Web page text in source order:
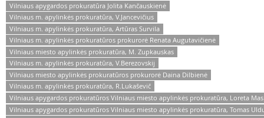
Vilniaus apygardos prokuratūra Jolita Kančauskienė
Vilniaus m. apylinkės prokuratūra, V.Jancevičius
Vilniaus m. apylinkės prokuratūra, Artūras Survila
Vilniaus m. apylinkės prokuratūros prokurorė Renata Augutavičienė
Vilniaus miesto apylinkės prokuratūra, M. Zupkauskas
Vilniaus m. apylinkės prokuratūra, V.Berezovskij
Vilniaus miesto apylinkės prokuratūros prokurorė Daina Dilbienė
Vilniaus m. apylinkės prokuratūra, R.Lukaševič
Vilniaus apygardos prokuratūros Vilniaus miesto apylinkės prokuratūra, Loreta
Vilniaus apygardos prokuratūros Vilniaus miesto apylinkės prokuratūra, Tomas